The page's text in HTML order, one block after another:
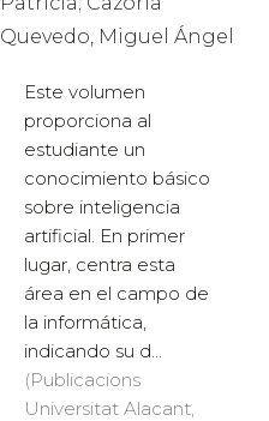
Quevedo, Miguel Ángel
Este volumen
proporciona al
estudiante un
conocimiento básico
sobre inteligencia
artificial. En primer
lugar, centra esta
área en el campo de
la informática,
indicando su d...
(Publicacions
Universitat Alacant,